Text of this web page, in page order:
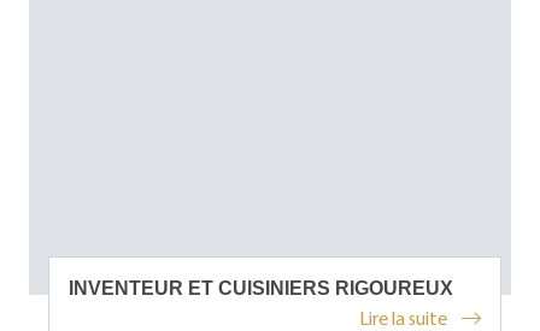
INVENTEUR ET CUISINIERS RIGOUREUX
Lire la suite